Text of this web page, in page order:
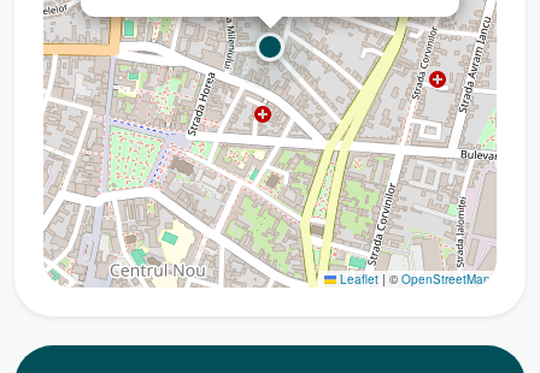
Leaflet | ©OpenStreetMap